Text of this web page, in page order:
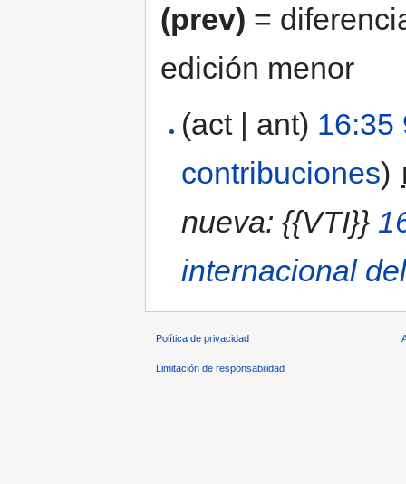
(prev) =
edición menor
(act | ant) 16:35
contribuciones)
nueva: {{VTI}}
internacional
Política de privacidad
Limitación de responsabilidad